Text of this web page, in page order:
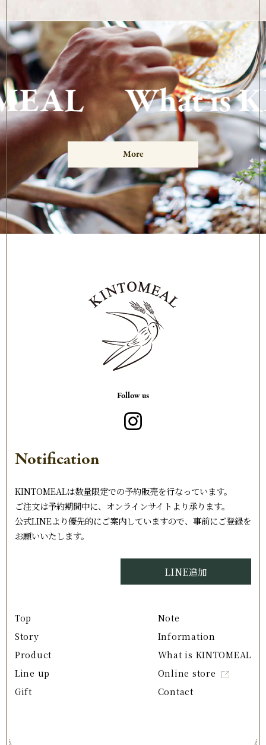
What is
More
Follow us
Notification
KINTOMEALは数量限定での予約販売を行なっています。
ご注文は予約期間中に、オンラインサイトより承ります。
公式LINEより優先的にご案内していますので、事前にご登録を
お願いいたします。
LINE追加
Top
Story
Product
Line up
Gift
Note
Information
What is KINTOMEAL
Online store
Contact